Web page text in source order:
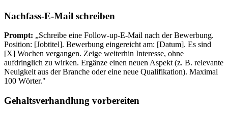
Nachfass-E-Mail schreiben
Prompt: „Schreibe eine Follow-up-E-Mail nach der Bewerbung.
Position: [Jobtitel]. Bewerbung eingereicht am: [Datum]. Es sind
[X] Wochen vergangen. Zeige weiterhin Interesse, ohne
aufdringlich zu wirken. Ergänze einen neuen Aspekt (z. B. relevante
Neuigkeit aus der Branche oder eine neue Qualifikation). Maximal
100 Wörter."
Gehaltsverhandlung vorbereiten